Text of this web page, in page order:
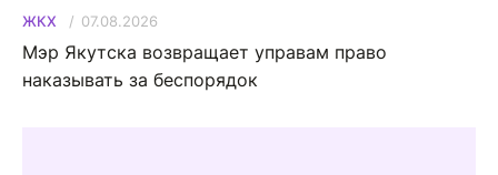
ЖКХ 07.08.2026
Мэр Якутска возвращает управам право
наказывать за беспорядок